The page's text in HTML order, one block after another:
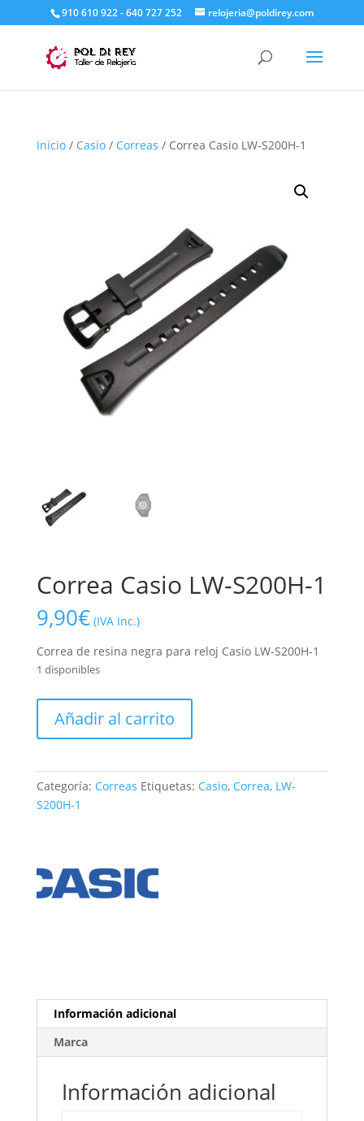
910 610 922 - 640 727 252 relojeria@poldirey.com
Inicio/ Casio/ Correas / Correa Casio LW-S200H-1
Correa Casio LW-S200H-1
9,90€ (IVA Inc.)
Correa de resina negra para reloj Casio LW-S200H-1
1 disponibles
Casio
LW-
1
cantidad
Añadir al carrito
Categoría: Correas Etiquetas: Casio, Correa, LW-
S200H-1
Información adicional
Marca
Información adicional